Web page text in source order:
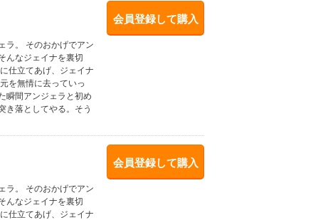
会員登録して購入
ラ。 そのおかげでアン
んなジェイナを裏切
仕立てあげ、ジェイナ
を無情に去っていっ
瞬間アンジェラと初め
き落としてやる。そう
会員登録して購入
ラ。 そのおかげでアン
んなジェイナを裏切
仕立てあげ、ジェイナ